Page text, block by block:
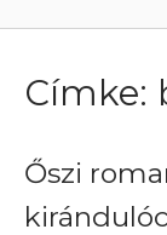
Címke:
Őszi